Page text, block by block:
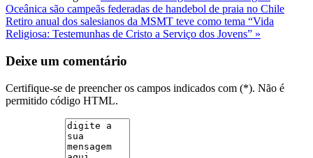
Oceânica são campeãs federadas de handebol de praia no Chile
Retiro anual dos salesianos da MSMT teve como tema “Vida
Religiosa: Testemunhas de Cristo a Serviço dos Jovens” »
Deixe um comentário
Certifique-se de preencher os campos indicados com (*). Não é
permitido código HTML.